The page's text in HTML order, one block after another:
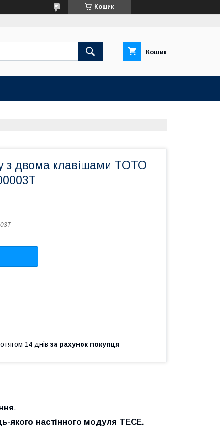
Кошик
Кошик
з двома клавішами TOTO
14 днів за рахунок покупця
якого настінного модуля TECE.